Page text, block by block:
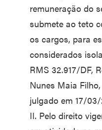
remuneração do
submete ao teto
os cargos, para
considerados
RMS 32.917/DF,
Nunes Maia
julgado em 17/
II. Pelo direito